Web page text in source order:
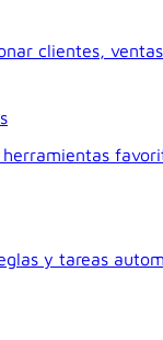
clientes,
y tareas